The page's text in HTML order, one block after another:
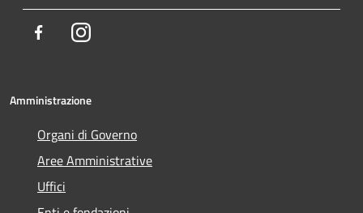
FacebookInstagram
Amministrazione
Organi di Governo
Aree Amministrative
Uffici